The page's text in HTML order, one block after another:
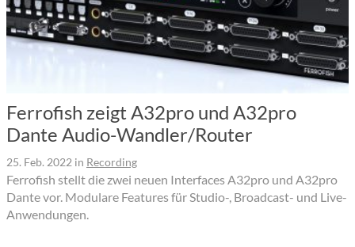
Ferrofish zeigt A32pro und A32pro
Dante Audio-Wandler/Router
25. Feb. 2022 in Recording
Ferrofish stellt die zwei neuen Interfaces A32pro und A32pro
Dante vor. Modulare Features für Studio-, Broadcast- und Live-
Anwendungen.